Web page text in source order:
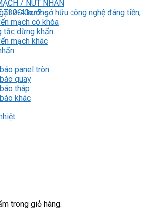
/ NÚT NHẤN
2-4 hướng
mạch có khóa
tắc dừng khẩn
mạch khác
panel tròn
quay
tháp
khác
trong giỏ hàng.
T30C Gen2 sở hữu công nghệ đáng tiền,